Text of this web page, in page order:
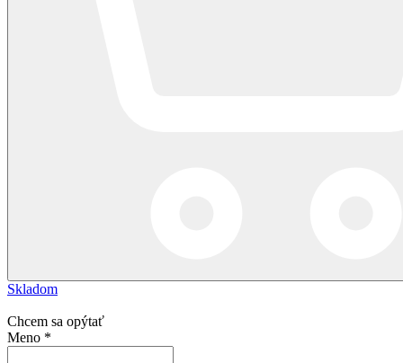
Skladom
Chcem sa opýtať
Meno *